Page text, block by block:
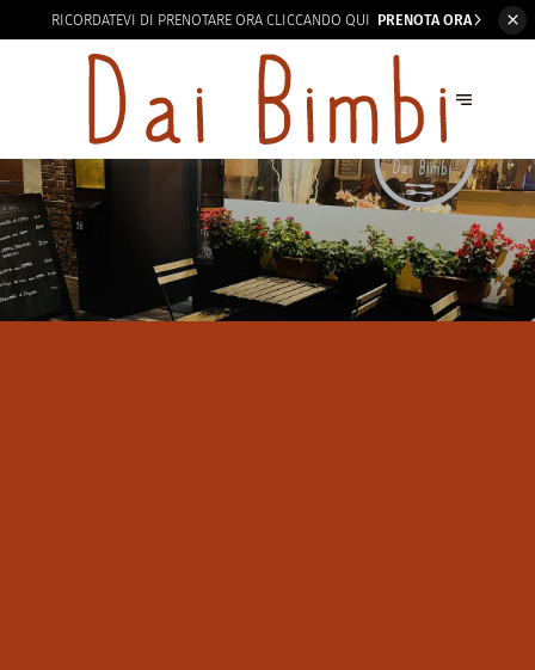
RICORDATEVI DI PRENOTARE ORA CLICCANDO QUI PRENOTA ORA